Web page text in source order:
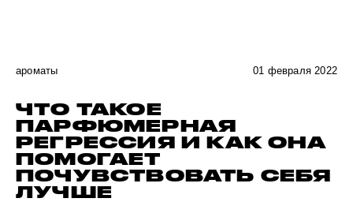
ароматы 01 февраля 2022
ЧТО ТАКОЕ
ПАРФЮМЕРНАЯ
РЕГРЕССИЯ И КАК ОНА
ПОМОГАЕТ
ПОЧУВСТВОВАТЬ СЕБЯ
ЛУЧШЕ